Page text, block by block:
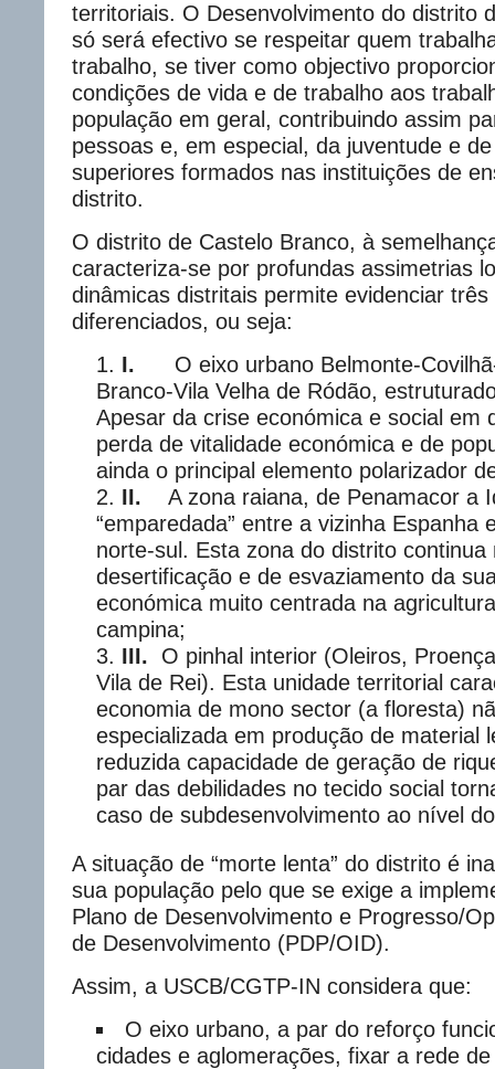
territoriais. O Desenvolvimento do distrito
só será efectivo se respeitar quem
trabalho, se tiver como objectivo
condições de vida e de trabalho aos
população em geral, contribuindo assim
pessoas e, em especial, da juventude e
superiores formados nas instituições de
distrito.
O distrito de Castelo Branco, à
caracteriza-se por profundas assimetrias
dinâmicas distritais permite evidenciar
diferenciados, ou seja:
I. O eixo urbano Belmonte-
Branco-Vila Velha de Ródão,
Apesar da crise económica e social em
perda de vitalidade económica e de
ainda o principal elemento polarizador
II. A zona raiana, de Penamacor a
“emparedada” entre a vizinha Espanha
norte-sul. Esta zona do distrito continua
desertificação e de esvaziamento da
económica muito centrada na
campina;
III. O pinhal interior (Oleiros,
Vila de Rei). Esta unidade territorial
economia de mono sector (a floresta)
especializada em produção de material
reduzida capacidade de geração de
par das debilidades no tecido social
caso de subdesenvolvimento ao nível
A situação de “morte lenta” do distrito é
sua população pelo que se exige a
Plano de Desenvolvimento e Progresso/
de Desenvolvimento (PDP/OID).
Assim, a USCB/CGTP-IN considera que:
O eixo urbano, a par do reforço
cidades e aglomerações, fixar a rede